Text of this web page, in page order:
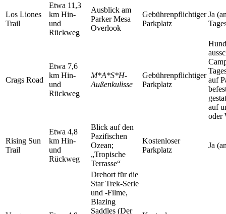
Los Liones
Trail
Etwa 11,3
km Hin-
und
Rückweg
Ausblick am
Parker Mesa
Overlook
Gebührenpflichtiger
Parkplatz
Ja
Crags Road
Etwa 7,6
km Hin-
und
Rückweg
M*A*S*H-
Außenkulisse
Gebührenpflichtiger
Parkplatz
auf
auf
oder
Rising Sun
Trail
Etwa 4,8
km Hin-
und
Rückweg
Blick auf den
Pazifischen
Ozean;
„Tropische
Terrasse“
Kostenloser
Parkplatz
Ja
Drehort für die
Star Trek-Serie
und -Filme,
Blazing
Saddles (Der